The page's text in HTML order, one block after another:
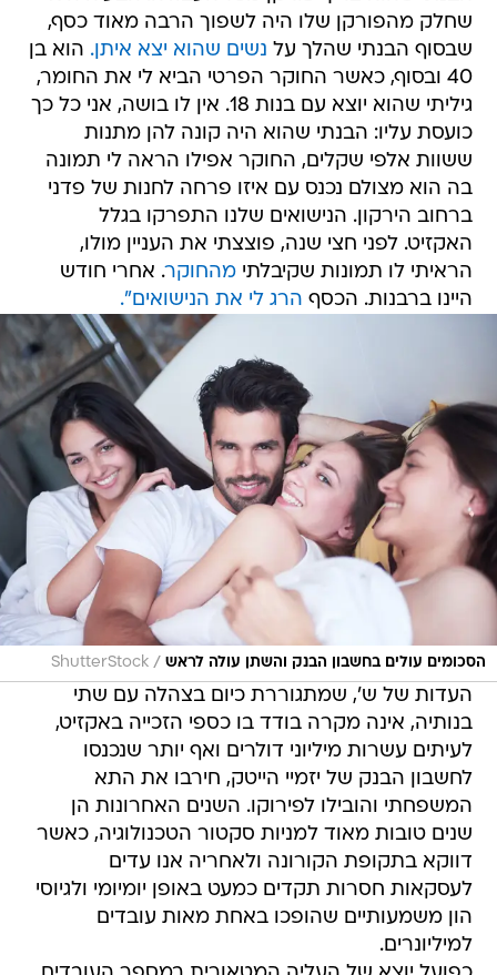
שחלק מהפורקן שלו היה לשפוך הרבה מאוד כסף,
שבסוף הבנתי שהלך על נשים שהוא יצא איתן. הוא בן
40 ובסוף, כאשר החוקר הפרטי הביא לי את החומר,
גיליתי שהוא יוצא עם בנות 18. אין לו בושה, אני כל כך
כועסת עליו: הבנתי שהוא היה קונה להן מתנות
ששוות אלפי שקלים, החוקר אפילו הראה לי תמונה
בה הוא מצולם נכנס עם איזו פרחה לחנות של פדני
ברחוב הירקון. הנישואים שלנו התפרקו בגלל
האקזיט. לפני חצי שנה, פוצצתי את העניין מולו,
הראיתי לו תמונות שקיבלתימהחוקר. אחרי חודש
היינו ברבנות. הכסף הרג לי את הנישואים".
הסכומים עולים בחשבון הבנק והשתן עולה לראש /
ShutterStock
העדות של ש', שמתגוררת כיום בצהלה עם שתי
בנותיה, אינה מקרה בודד בו כספי הזכייה באקזיט,
לעיתים עשרות מיליוני דולרים ואף יותר שנכנסו
לחשבון הבנק של יזמיי הייטק, חירבו את התא
המשפחתי והובילו לפירוקו. השנים האחרונות הן
שנים טובות מאוד למניות סקטור הטכנולוגיה, כאשר
דווקא בתקופת הקורונה ולאחריה אנו עדים
לעסקאות חסרות תקדים כמעט באופן יומיומי ולגיוסי
הון משמעותיים שהופכו באחת מאות עובדים
למיליונרים.